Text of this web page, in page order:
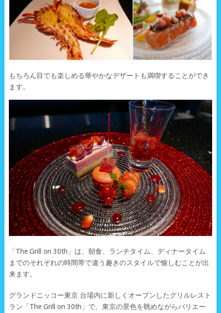
もちろん目でも楽しめる華やかなデザートも満喫することができ
ます。
「The Grill on 30th」は、朝食、ランチタイム、ディナータイム
までのそれぞれの時間帯で違う趣きのスタイルで愉しむことが出
来ます。
グランドニッコー東京 台場内に新しくオープンしたグリルレスト
ラン「The Grill on 30th」で、東京の景色を眺めながらバリエー